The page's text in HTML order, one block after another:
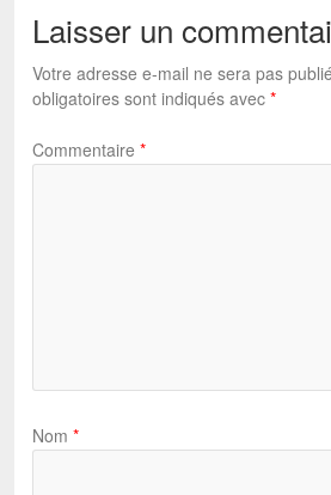
Laisser un
Votre adresse e-mail ne sera pas
obligatoires sont indiqués avec *
Commentaire *
Nom *